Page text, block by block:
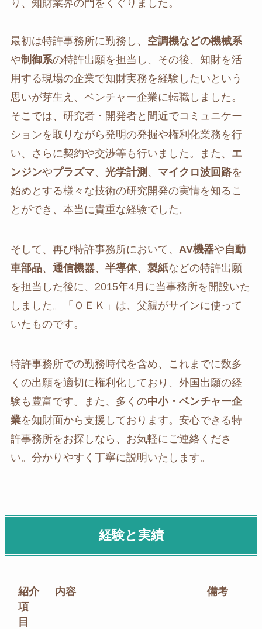
り、知財業界の門をくぐりました。
最初は特許事務所に勤務し、 空調機などの機械系
や制御系の特許出願を担当し、その後、知財を活
用する現場の企業で知財実務を経験したいという
思いが芽生え、ベンチャー企業に転職しました。
そこでは、研究者・開発者と間近でコミュニケー
ションを取りながら発明の発掘や権利化業務を行
い、さらに契約や交渉等も行いました。また、 エ
ンジンやプラズマ、 光学計測 、 マイクロ波回路を
始めとする様々な技術の研究開発の実情を知るこ
とができ、本当に貴重な経験でした。
そして、再び特許事務所において、 AV機器や自動
車部品、 通信機器、 半導体、 製紙などの特許出願
を担当した後に、2015年4月に当事務所を開設いた
しました。「ＯＥＫ」は、父親がサインに使って
いたものです。
特許事務所での勤務時代を含め、これまでに数多
くの出願を適切に権利化しており、外国出願の経
験も豊富です。また、多くの中小・ベンチャー企
業を知財面から支援しております。安心できる特
許事務所をお探しなら、お気軽にご連絡くださ
い。分かりやすく丁寧に説明いたします。
経験と実績
紹介
項
目
内容 備考